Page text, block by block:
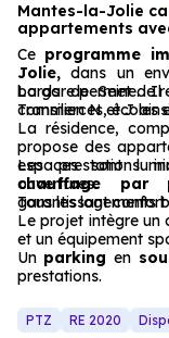
Mantes-la-Jolie
appartements
Ce programme
Jolie, dans un
bords de Seine.
commerces, écoles
La gare permet de
Transilien N et J
La résidence,
propose des
espaces sont
ouvertures.
Les prestations
chauffage par
garantissant confort
Tous les logements
Le projet intègre un
et un équipement
Un parking en
prestations.
PTZ RE 2020